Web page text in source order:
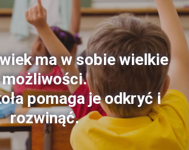
ma w sobie wielkie
możliwości.
pomaga je odkryć i
rozwinąć.